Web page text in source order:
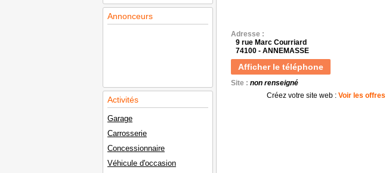
Annonceurs
Activités
Garage
Carrosserie
Concessionnaire
Véhicule d'occasion
Adresse :
9 rue Marc Courriard
74100 - ANNEMASSE
Afficher le téléphone
Site : non renseigné
Créez votre site web : Voir les offres